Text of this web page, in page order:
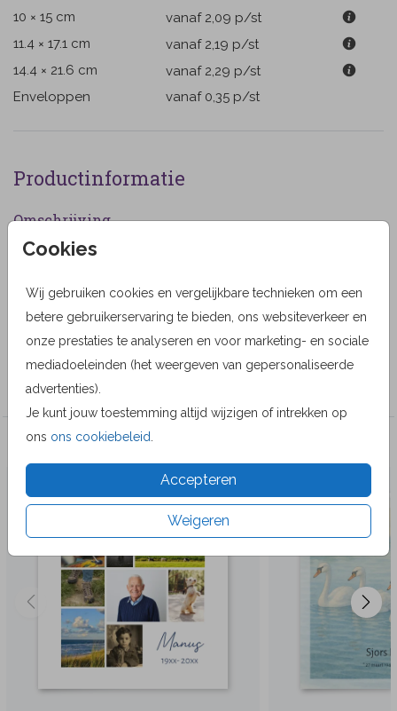
Cookies
Wij gebruiken cookies en vergelijkbare technieken om een
betere gebruikerservaring te bieden, ons websiteverkeer en
onze prestaties te analyseren en voor marketing- en sociale
mediadoeleinden (het weergeven van gepersonaliseerde
advertenties).
Je kunt jouw toestemming altijd wijzigen of intrekken op
ons ons cookiebeleid
Accepteren
Weigeren
10 × 15 cm
vanaf 2,09 p/st
11.4 × 17.1 cm
vanaf 2,19 p/st
14.4 × 21.6 cm
vanaf 2,29 p/st
Enveloppen
vanaf 0,35 p/st
Productinformatie
Omschrijving
Rouwkaartje voor een baby jongetje of meisje met een
Designer
Alma Langerak
Collectie
Veel gekozen producten